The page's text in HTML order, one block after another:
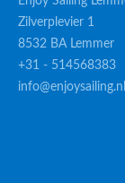
Zilverplevier 1
8532 BA Lemmer
+31 - 514568383
info@enjoysailing.nl